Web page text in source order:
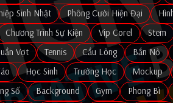
Sinh Nhật Phông Cưới Hiện Đại
Chương Trình Sự Kiện Vip Corel Stem
Vợt Tennis Cầu Lông Bắn Nỏ
Học Sinh Trường Học Mockup
Số Background Gym Phong Bì